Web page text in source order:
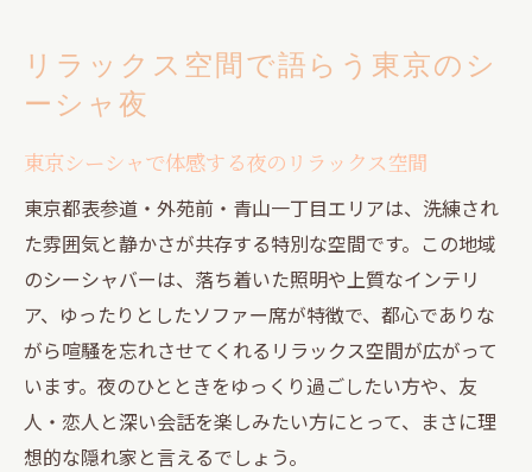
リラックス空間で語らう東京のシ
ーシャ夜
東京シーシャで体感する夜のリラックス空間
東京都表参道・外苑前・青山一丁目エリアは、洗練され
た雰囲気と静かさが共存する特別な空間です。この地域
のシーシャバーは、落ち着いた照明や上質なインテリ
ア、ゆったりとしたソファー席が特徴で、都心でありな
がら喧騒を忘れさせてくれるリラックス空間が広がって
います。夜のひとときをゆっくり過ごしたい方や、友
人・恋人と深い会話を楽しみたい方にとって、まさに理
想的な隠れ家と言えるでしょう。